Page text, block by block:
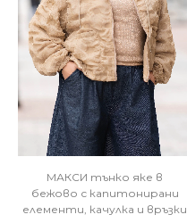
МАКСИ тънко яке в
бежово с капитонирани
елементи, качулка и връзки